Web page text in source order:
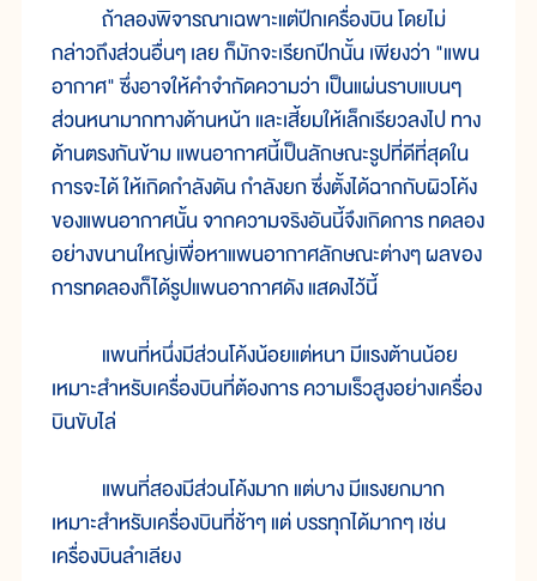
ถ้าลองพิจารณาเฉพาะแต่ปีกเครื่องบิน โดยไม่
กล่าวถึงส่วนอื่นๆ เลย ก็มักจะเรียกปีกนั้น เพียงว่า "แพน
อากาศ" ซึ่งอาจให้คำจำกัดความว่า เป็นแผ่นราบแบนๆ
ส่วนหนามากทางด้านหน้า และเสี้ยมให้เล็กเรียวลงไป ทาง
ด้านตรงกันข้าม แพนอากาศนี้เป็นลักษณะรูปที่ดีที่สุดใน
การจะได้ ให้เกิดกำลังดัน กำลังยก ซึ่งตั้งได้ฉากกับผิวโค้ง
ของแพนอากาศนั้น จากความจริงอันนี้จึงเกิดการ ทดลอง
อย่างขนานใหญ่เพื่อหาแพนอากาศลักษณะต่างๆ ผลของ
การทดลองก็ได้รูปแพนอากาศดัง แสดงไว้นี้
แพนที่หนึ่งมีส่วนโค้งน้อยแต่หนา มีแรงต้านน้อย
เหมาะสำหรับเครื่องบินที่ต้องการ ความเร็วสูงอย่างเครื่อง
บินขับไล่
แพนที่สองมีส่วนโค้งมาก แต่บาง มีแรงยกมาก
เหมาะสำหรับเครื่องบินที่ช้าๆ แต่ บรรทุกได้มากๆ เช่น
เครื่องบินลำเลียง